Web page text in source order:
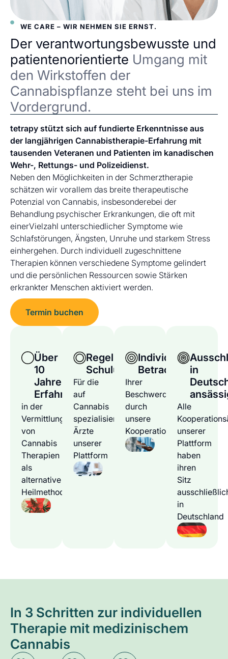
WE CARE – WIR NEHMEN SIE ERNST.
Der verantwortungsbewusste und
patientenorientierte Umgang mit
den Wirkstoffen der
Cannabispflanze steht bei uns im
Vordergrund.
tetrapy stützt sich auf fundierte Erkenntnisse aus
der langjährigen Cannabistherapie-Erfahrung mit
tausenden Veteranen und Patienten im kanadischen
Wehr-, Rettungs- und Polizeidienst.
Neben den Möglichkeiten in der Schmerztherapie
schätzen wir vorallem das breite therapeutische
Potenzial von Cannabis, insbesonderebei der
Behandlung psychischer Erkrankungen, die oft mit
einerVielzahl unterschiedlicher Symptome wie
Schlafstörungen, Ängsten, Unruhe und starkem Stress
einhergehen. Durch individuell zugeschnittene
Therapien können verschiedene Symptome gelindert
und die persönlichen Ressourcen sowie Stärken
erkrankter Menschen aktiviert werden.
Termin buchen
Über
10
Jahre
Erfahrung
in der
Vermittlung
von
Cannabis
Therapien
als
alternative
Heilmethode
Regelmäßige
Schulungen
Für die
auf
Cannabis
spezialisierten
Ärzte
unserer
Plattform
Individuelle
Betrachtung
Ihrer
Beschwerden
durch
unsere
Kooperationsärzte
in
Alle
unserer
Plattform
haben
ihren
Sitz
in
Deutschland
In 3 Schritten zur individuellen
Therapie mit medizinischem
Cannabis